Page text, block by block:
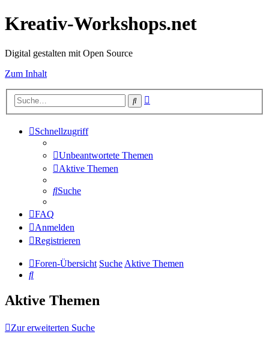
Kreativ-Workshops.net
Digital gestalten mit Open Source
Zum Inhalt
Suche
Schnellzugriff
Unbeantwortete Themen
Aktive Themen
Suche
FAQ
Anmelden
Registrieren
Foren-Übersicht SucheAktive Themen
Suche
Aktive Themen
Zur erweiterten Suche